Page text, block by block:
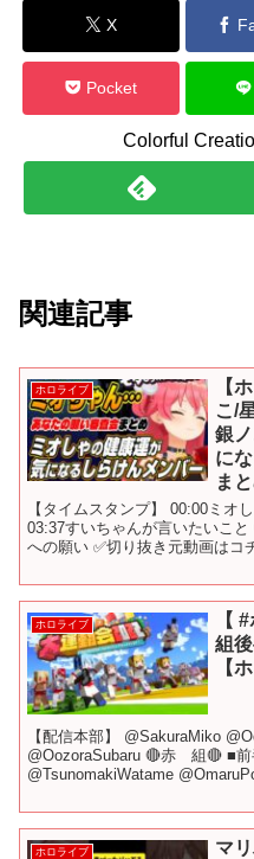
X
Pocket
Colorful
関連記事
ホロライブ
【
こ/
銀
に
ま
【タイムスタンプ】 00:00ミオ
03:37すいちゃんが言いたいこ
への願い ✅切り抜き元動画はコ
ホロライブ
【
組
【
【配信本部】 @SakuraMiko
@OozoraSubaru 🔴赤 組🔴 ■
@TsunomakiWatame
ホロライブ
マ